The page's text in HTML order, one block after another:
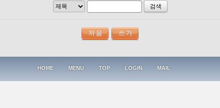
검색
HOME MENU TOP LOGIN MAIL